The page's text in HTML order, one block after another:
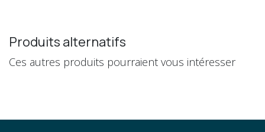
Produits alternatifs
Ces autres produits pourraient vous intéresser